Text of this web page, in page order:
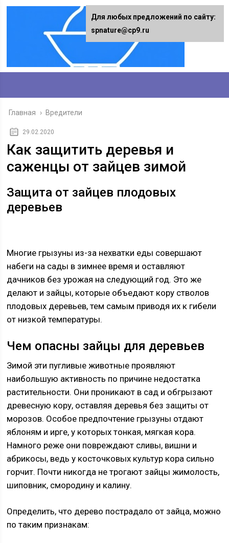
Главная › Вредители
29.02.2020
Как защитить деревья и
саженцы от зайцев зимой
Защита от зайцев плодовых
деревьев
Многие грызуны из-за нехватки еды совершают
набеги на сады в зимнее время и оставляют
дачников без урожая на следующий год. Это же
делают и зайцы, которые объедают кору стволов
плодовых деревьев, тем самым приводя их к гибели
от низкой температуры.
Чем опасны зайцы для деревьев
Зимой эти пугливые животные проявляют
наибольшую активность по причине недостатка
растительности. Они проникают в сад и обгрызают
древесную кору, оставляя деревья без защиты от
морозов. Особое предпочтение грызуны отдают
яблоням и ирге, у которых тонкая, мягкая кора.
Намного реже они повреждают сливы, вишни и
абрикосы, ведь у косточковых культур кора сильно
горчит. Почти никогда не трогают зайцы жимолость,
шиповник, смородину и калину.
Определить, что дерево пострадало от зайца, можно
по таким признакам:
Для любых предложений по сайту:
spnature@cp9.ru